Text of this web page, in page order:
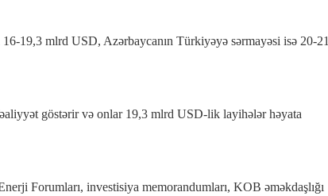
mlrd USD, Azərbaycanın Türkiyəyə sərmayəsi isə 20‑21
göstərir və onlar 19,3 mlrd USD‑lik layihələr həyata
Forumları, investisiya memorandumları, KOB əməkdaşlığı